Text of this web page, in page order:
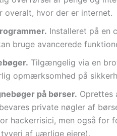
overalt, hvor der er internet.
Installeret på en
bruge avancerede
Tilgængelig via en
opmærksomhed på
på børser. Oprettes
private nøgler af
hackerrisici, men også for
tyveri af uærlige ejere).